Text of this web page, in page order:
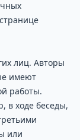
лиц. Авторы
имеют
работы.
в ходе беседы,
или